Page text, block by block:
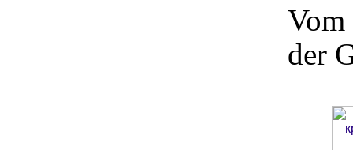
Vom
der